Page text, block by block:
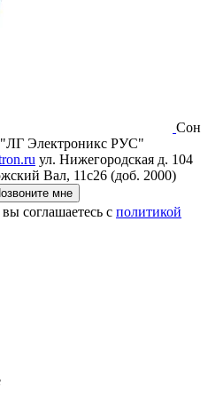
Сон
Электроникс РУС"
ул. Нижегородская д. 104
Вал, 11с26 (доб. 2000)
мне
соглашаетесь с политикой